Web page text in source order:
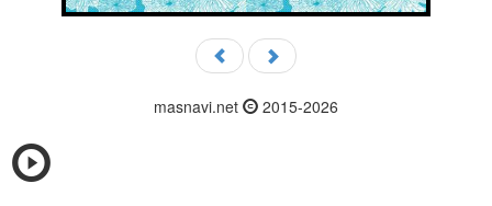
masnavi.net 2015-2026